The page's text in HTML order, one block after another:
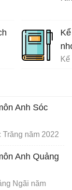
Anh Sóc
năm 2022
Anh Quảng
Ngãi năm